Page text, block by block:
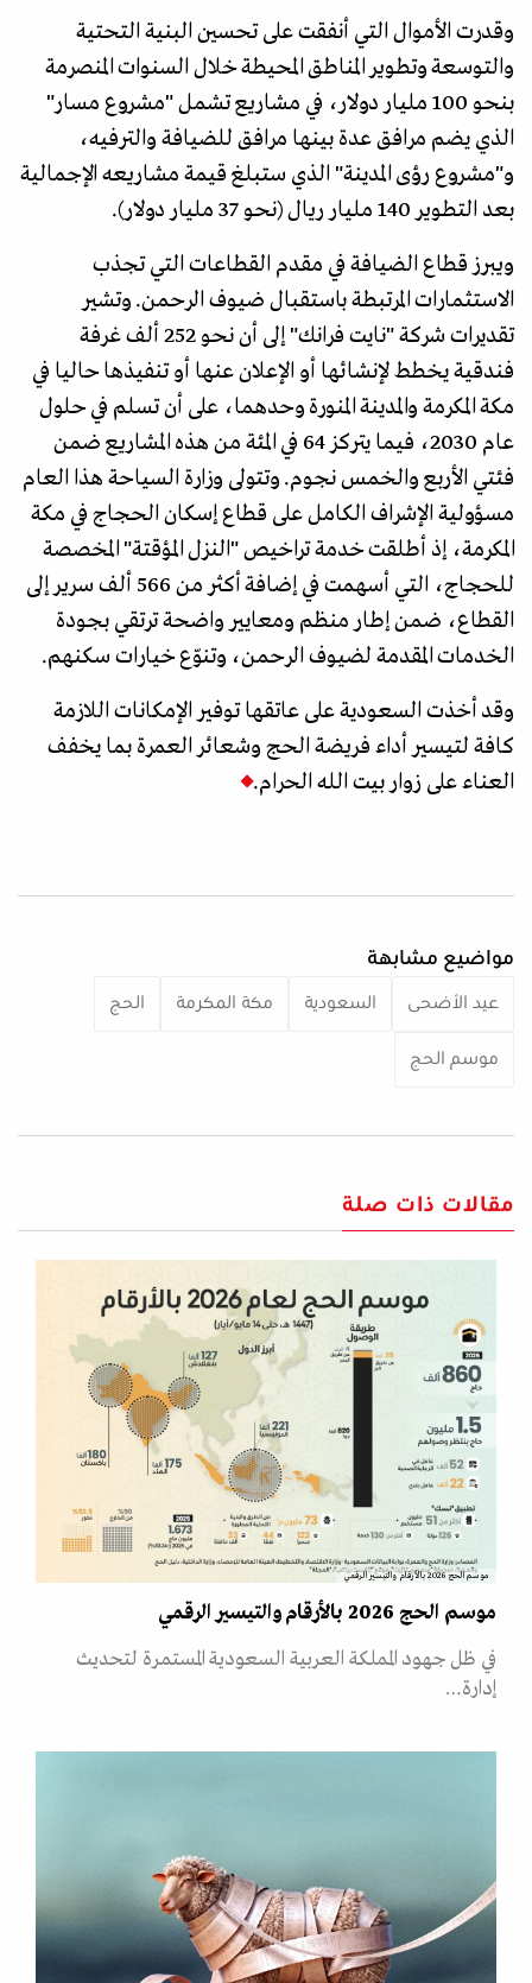
وقدرت الأموال التي أنفقت على تحسين البنية التحتية
والتوسعة وتطوير المناطق المحيطة خلال السنوات المنصرمة
بنحو 100 مليار دولار، في مشاريع تشمل "مشروع مسار"
الذي يضم مرافق عدة بينها مرافق للضيافة والترفيه،
و"مشروع رؤى المدينة" الذي ستبلغ قيمة مشاريعه الإجمالية
بعد التطوير 140 مليار ريال (نحو 37 مليار دولار).
ويبرز قطاع الضيافة في مقدم القطاعات التي تجذب
الاستثمارات المرتبطة باستقبال ضيوف الرحمن. وتشير
تقديرات شركة "نايت فرانك" إلى أن نحو 252 ألف غرفة
فندقية يخطط لإنشائها أو الإعلان عنها أو تنفيذها حاليا في
مكة المكرمة والمدينة المنورة وحدهما، على أن تسلم في حلول
عام 2030، فيما يتركز 64 في المئة من هذه المشاريع ضمن
فئتي الأربع والخمس نجوم. وتتولى وزارة السياحة هذا العام
مسؤولية الإشراف الكامل على قطاع إسكان الحجاج في مكة
المكرمة، إذ أطلقت خدمة تراخيص "النزل المؤقتة" المخصصة
للحجاج، التي أسهمت في إضافة أكثر من 566 ألف سرير إلى
القطاع، ضمن إطار منظم ومعايير واضحة ترتقي بجودة
الخدمات المقدمة لضيوف الرحمن، وتنوّع خيارات سكنهم.
وقد أخذت السعودية على عاتقها توفير الإمكانات اللازمة
كافة لتيسير أداء فريضة الحج وشعائر العمرة بما يخفف
العناء على زوار بيت الله الحرام.
مواضيع مشابهة
عيد الأضحى السعودية مكة المكرمة الحج
موسم الحج
مقالات ذات صلة
موسم الحج 2026 بالأرقام والتيسير الرقمي
موسم الحج 2026 بالأرقام والتيسير الرقمي
في ظل جهود المملكة العربية السعودية المستمرة لتحديث
إدارة…